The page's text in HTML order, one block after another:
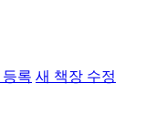
록 새 책장 수정